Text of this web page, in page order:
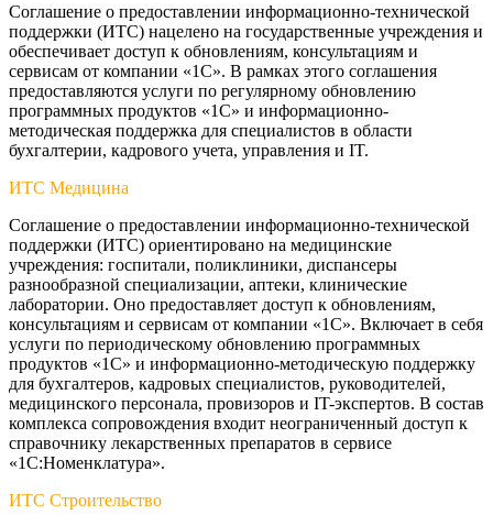
Соглашение о предоставлении информационно-технической
поддержки (ИТС) нацелено на государственные учреждения и
обеспечивает доступ к обновлениям, консультациям и
сервисам от компании «1С». В рамках этого соглашения
предоставляются услуги по регулярному обновлению
программных продуктов «1С» и информационно-
методическая поддержка для специалистов в области
бухгалтерии, кадрового учета, управления и IT.
ИТС Медицина
Соглашение о предоставлении информационно-технической
поддержки (ИТС) ориентировано на медицинские
учреждения: госпитали, поликлиники, диспансеры
разнообразной специализации, аптеки, клинические
лаборатории. Оно предоставляет доступ к обновлениям,
консультациям и сервисам от компании «1С». Включает в себя
услуги по периодическому обновлению программных
продуктов «1С» и информационно-методическую поддержку
для бухгалтеров, кадровых специалистов, руководителей,
медицинского персонала, провизоров и IT-экспертов. В состав
комплекса сопровождения входит неограниченный доступ к
справочнику лекарственных препаратов в сервисе
«1С:Номенклатура».
ИТС Строительство